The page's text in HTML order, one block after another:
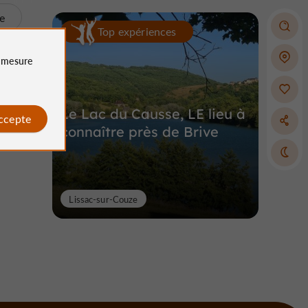
Top expériences
Le Lac du Causse, LE lieu à
connaître près de Brive
Lissac-sur-Couze
mesure